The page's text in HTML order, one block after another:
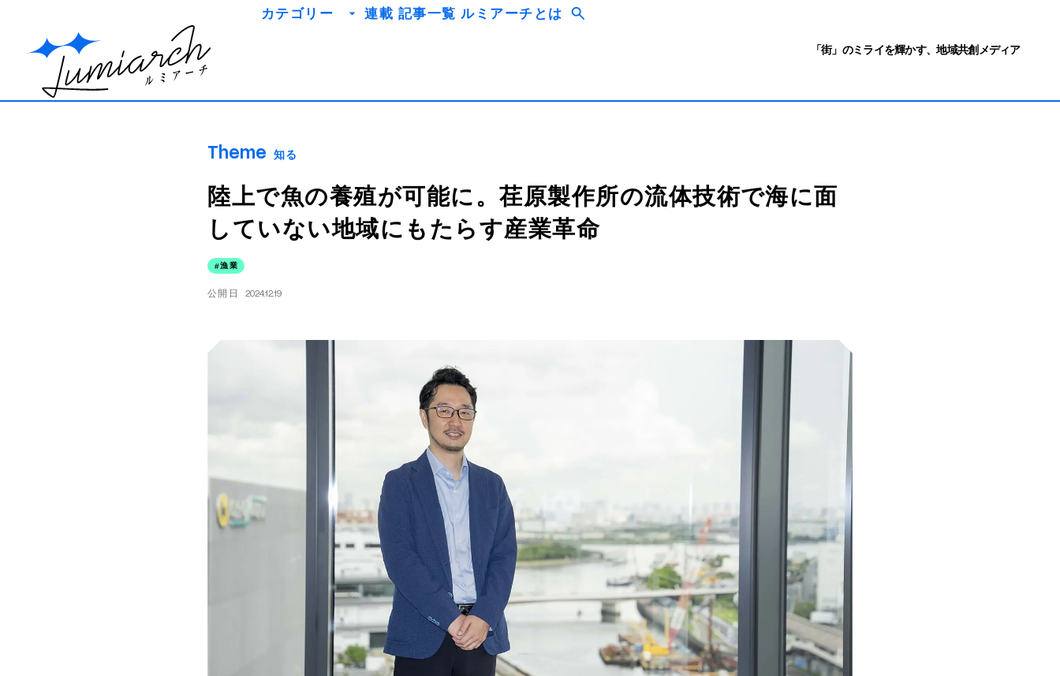
カテゴリー
ミライを
連載 記事一覧 ルミアーチとは
「街」のミライを輝かす、地域共創メディア
Theme 知る
陸上で魚の養殖が可能に。荏原製作所の流体技術で海に面
していない地域にもたらす産業革命
漁業
公開日 2024.12.19